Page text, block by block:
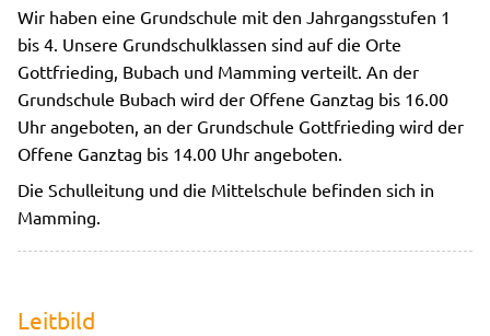
Wir haben eine Grundschule mit den Jahrgangsstufen 1
bis 4. Unsere Grundschulklassen sind auf die Orte
Gottfrieding, Bubach und Mamming verteilt. An der
Grundschule Bubach wird der Offene Ganztag bis 16.00
Uhr angeboten, an der Grundschule Gottfrieding wird der
Offene Ganztag bis 14.00 Uhr angeboten.
Die Schulleitung und die Mittelschule befinden sich in
Mamming.
Leitbild